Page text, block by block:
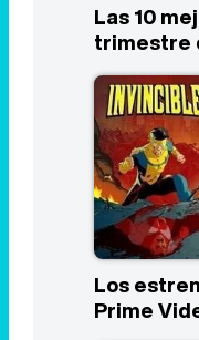
Las 10
trimestre
Los
Prime